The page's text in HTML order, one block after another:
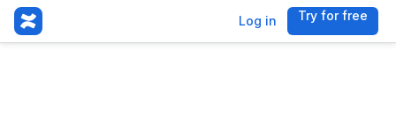
Log in Try for free
, (opens